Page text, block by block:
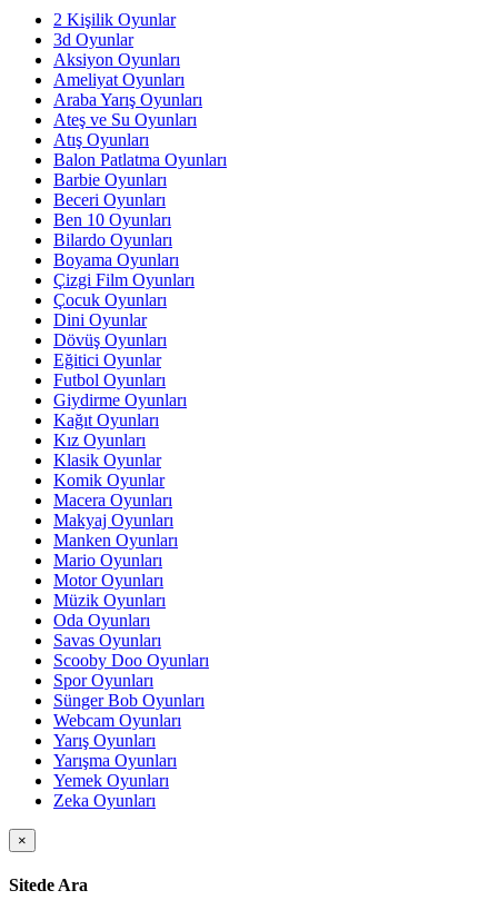
2 Kişilik Oyunlar
3d Oyunlar
Aksiyon Oyunları
Ameliyat Oyunları
Araba Yarış Oyunları
Ateş ve Su Oyunları
Atış Oyunları
Balon Patlatma Oyunları
Barbie Oyunları
Beceri Oyunları
Ben 10 Oyunları
Bilardo Oyunları
Boyama Oyunları
Çizgi Film Oyunları
Çocuk Oyunları
Dini Oyunlar
Dövüş Oyunları
Eğitici Oyunlar
Futbol Oyunları
Giydirme Oyunları
Kağıt Oyunları
Kız Oyunları
Klasik Oyunlar
Komik Oyunlar
Macera Oyunları
Makyaj Oyunları
Manken Oyunları
Mario Oyunları
Motor Oyunları
Müzik Oyunları
Oda Oyunları
Savas Oyunları
Scooby Doo Oyunları
Spor Oyunları
Sünger Bob Oyunları
Webcam Oyunları
Yarış Oyunları
Yarışma Oyunları
Yemek Oyunları
Zeka Oyunları
×
Sitede Ara